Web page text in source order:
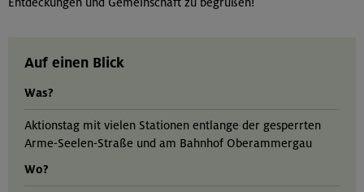
Auf einen Blick
Was?
Aktionstag mit vielen Stationen entlange der gesperrten
Arme-Seelen-Straße und am Bahnhof Oberammergau
Wo?